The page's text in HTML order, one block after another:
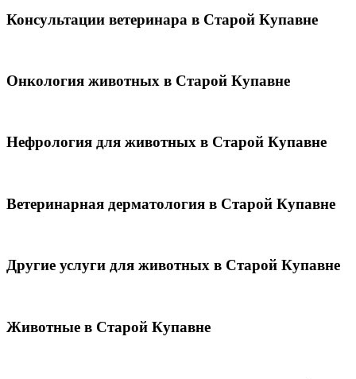
Консультации ветеринара в Старой Купавне
Онкология животных в Старой Купавне
Нефрология для животных в Старой Купавне
Ветеринарная дерматология в Старой Купавне
Другие услуги для животных в Старой Купавне
Животные в Старой Купавне